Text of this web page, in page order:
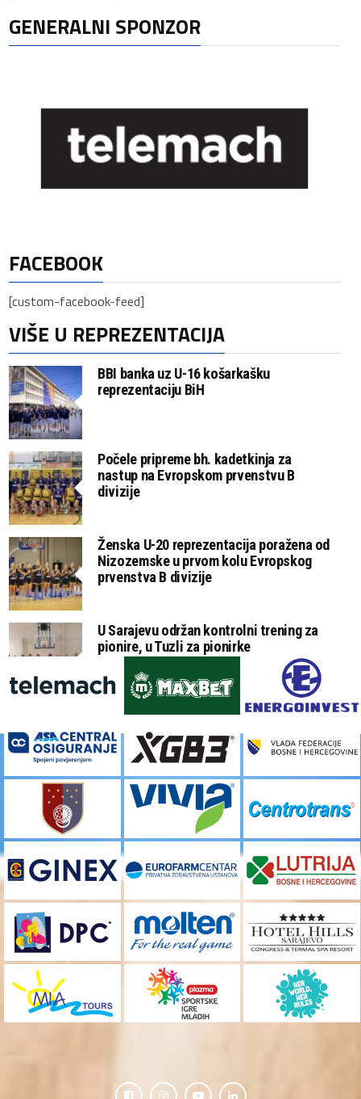
GENERALNI SPONZOR
FACEBOOK
[custom-facebook-feed]
VIŠE U REPREZENTACIJA
BBI banka uz U-16 košarkašku
reprezentaciju BiH
Počele pripreme bh. kadetkinja za
nastup na Evropskom prvenstvu B
divizije
Ženska U-20 reprezentacija poražena od
Nizozemske u prvom kolu Evropskog
prvenstva B divizije
U Sarajevu održan kontrolni trening za
pionire, u Tuzli za pionirke